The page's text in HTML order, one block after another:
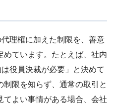
理権に加えた制限を、善意
ています。たとえば、社内
役員決裁が必要」と決めて
限を知らず、通常の取引と
てよい事情がある場合、会社